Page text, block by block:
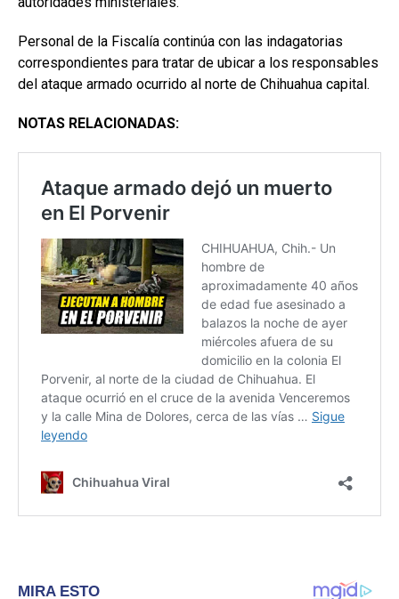
Personal de la Fiscalía continúa con las indagatorias
correspondientes para tratar de ubicar a los responsables
del ataque armado ocurrido al norte de Chihuahua capital.
NOTAS RELACIONADAS: